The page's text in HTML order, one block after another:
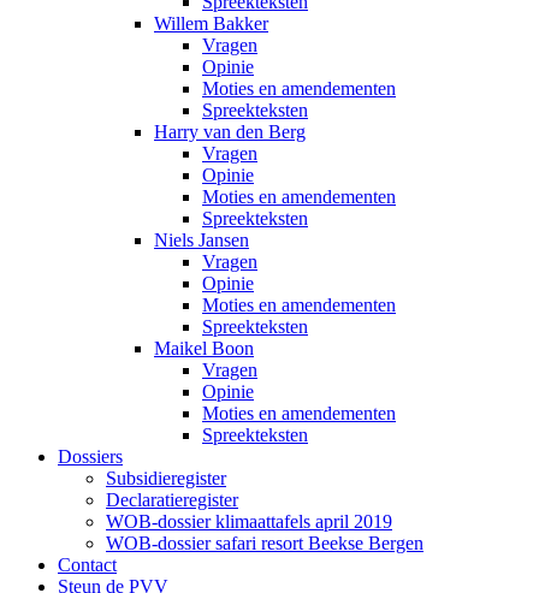
Willem Bakker
Vragen
Opinie
Moties en amendementen
Spreekteksten
Harry van den Berg
Vragen
Opinie
Moties en amendementen
Spreekteksten
Niels Jansen
Vragen
Opinie
Moties en amendementen
Spreekteksten
Maikel Boon
Vragen
Opinie
Moties en amendementen
Spreekteksten
Dossiers
Subsidieregister
Declaratieregister
WOB-dossier klimaattafels april 2019
WOB-dossier safari resort Beekse Bergen
Contact
Steun de PVV